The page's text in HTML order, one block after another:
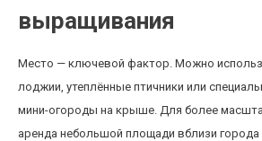
выращивания
Место — ключевой фактор. Можно
лоджии, утеплённые птичники или
мини-огороды на крыше. Для более
аренда небольшой площади вблизи города